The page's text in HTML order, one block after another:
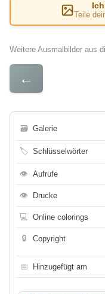
Teile
Weitere Ausmalbilder aus
←
🗃 Galerie
🏷 Schlüsselwörter
👁 Aufrufe
👁 Drucke
💻 Online colorings
🔒 Copyright
📅 Hinzugefügt am